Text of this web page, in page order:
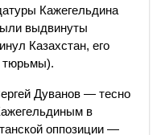
Кажегельдина
выдвинуты
Казахстан, его
тюрьмы).
Дуванов — тесно
в
оппозиции —